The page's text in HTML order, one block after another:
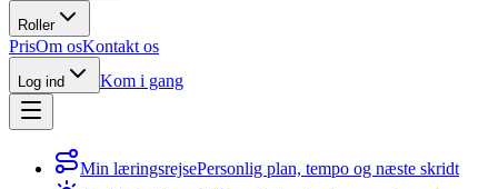
Roller
PrisOm osKontakt os
Log ind Kom i gang
Min læringsrejsePersonlig plan, tempo og næste skridt